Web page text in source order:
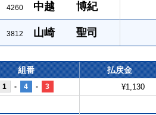
4260 中越 博紀
3812 山崎 聖司
組番 払戻金
1 - 4 - 3 ¥1,130